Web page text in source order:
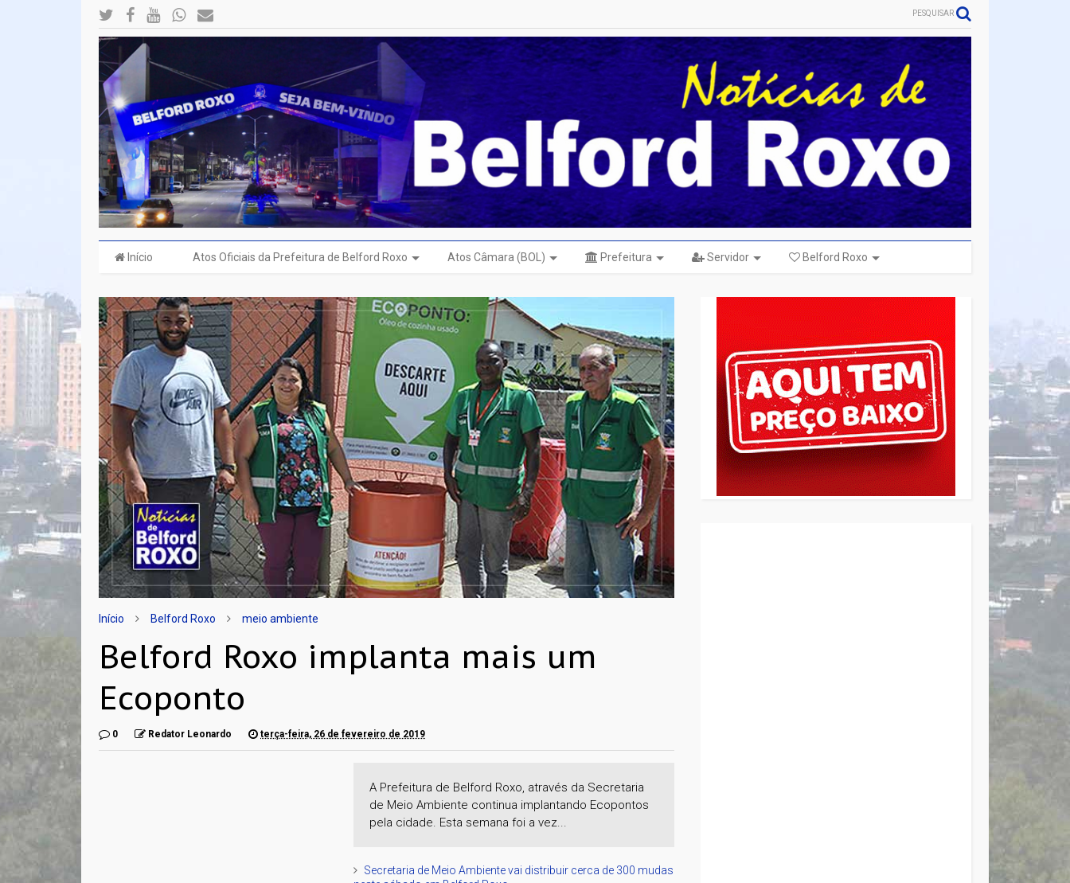
PESQUISAR
Início Atos Oficiais da Prefeitura de Belford Roxo Atos Câmara (BOL) Prefeitura Servidor Belford Roxo
Início Belford Roxo meio ambiente
Belford Roxo implanta mais um
Ecoponto
0 Redator Leonardo terça-feira, 26 de fevereiro de 2019
A Prefeitura de Belford Roxo, através da Secretaria
de Meio Ambiente continua implantando Ecopontos
pela cidade. Esta semana foi a vez...
Secretaria de Meio Ambiente vai distribuir cerca de 300 mudas